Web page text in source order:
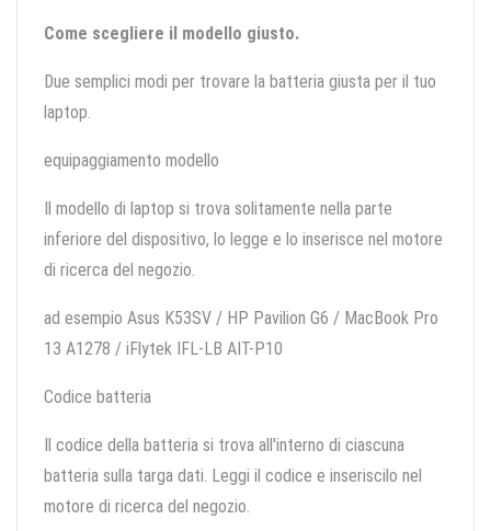
Come scegliere il modello giusto.
Due semplici modi per trovare la batteria giusta per il tuo
laptop.
equipaggiamento modello
Il modello di laptop si trova solitamente nella parte
inferiore del dispositivo, lo legge e lo inserisce nel motore
di ricerca del negozio.
ad esempio Asus K53SV / HP Pavilion G6 / MacBook Pro
13 A1278 / iFlytek IFL-LB AIT-P10
Codice batteria
Il codice della batteria si trova all'interno di ciascuna
batteria sulla targa dati. Leggi il codice e inseriscilo nel
motore di ricerca del negozio.